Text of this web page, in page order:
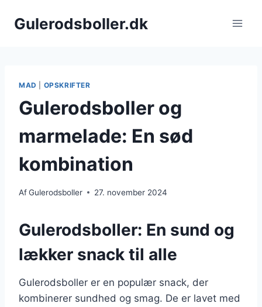
Gulerodsboller.dk
MAD OPSKRIFTER
Gulerodsboller og
marmelade: En sød
kombination
AfGulerodsboller 27. november 2024
Gulerodsboller: En sund og
lækker snack til alle
Gulerodsboller er en populær snack, der
kombinerer sundhed og smag. De er lavet med